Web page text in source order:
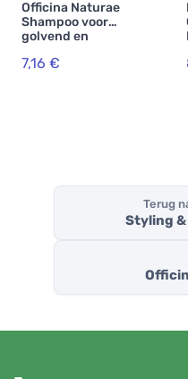
Officina Naturae
Shampoo voor
golvend en
(200 ml)
7,16 €
Terug
Styling